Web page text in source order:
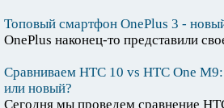
Топовый смартфон OnePlus 3 -
OnePlus наконец-то представили
Сравниваем HTC 10 vs HTC One
или новый?
Сегодня мы проведем сравнение